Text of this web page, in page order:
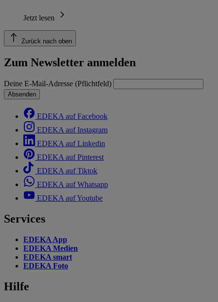
Jetzt lesen
Zurück nach oben
Zum Newsletter anmelden
Deine E-Mail-Adresse (Pflichtfeld)
Absenden
EDEKA auf Facebook
EDEKA auf Instagram
EDEKA auf Linkedin
EDEKA auf Pinterest
EDEKA auf Tiktok
EDEKA auf Whatsapp
EDEKA auf Youtube
Services
EDEKA App
EDEKA Medien
EDEKA smart
EDEKA Foto
Hilfe